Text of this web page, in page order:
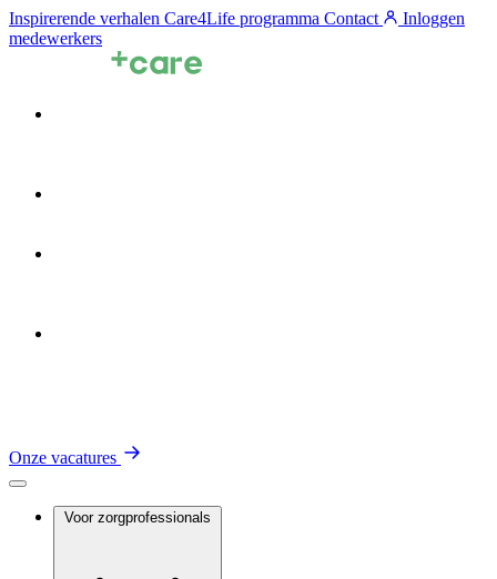
Inspirerende verhalen Care4Life programma Contact
Inloggen
medewerkers
Onze vacatures
Voor zorgprofessionals